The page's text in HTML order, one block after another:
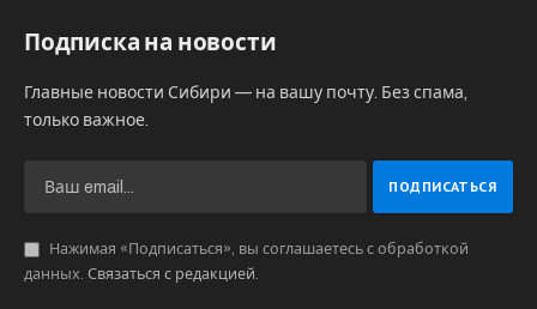
оружием», говорится в релизе.
современные образцы вооружения, так и
сохранившиеся реликвии – в частности,
легендарный танк Т-34.